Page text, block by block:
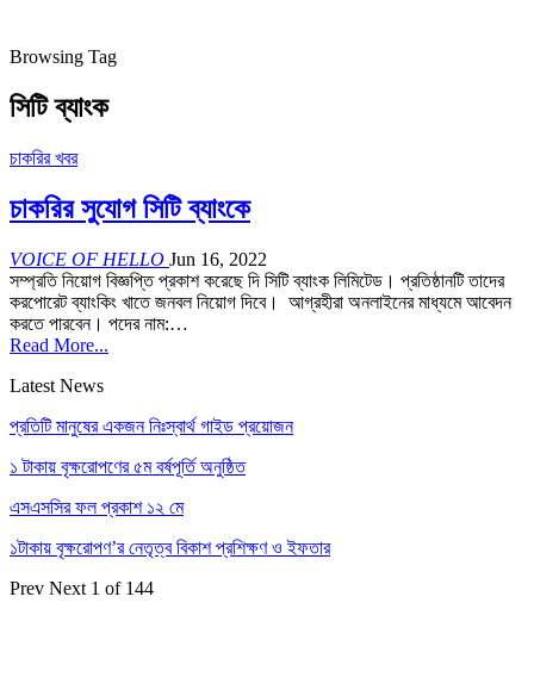
Browsing Tag
সিটি ব্যাংক
চাকরির খবর
চাকরির সুযোগ সিটি ব্যাংকে
VOICE OF HELLO Jun 16, 2022
সম্প্রতি নিয়োগ বিজ্ঞপ্তি প্রকাশ করেছে দি সিটি ব্যাংক লিমিটেড। প্রতিষ্ঠানটি তাদের
করপোরেট ব্যাংকিং খাতে জনবল নিয়োগ দিবে। আগ্রহীরা অনলাইনের মাধ্যমে আবেদন
করতে পারবেন। পদের নাম:…
Read More...
Latest News
প্রতিটি মানুষের একজন নিঃস্বার্থ গাইড প্রয়োজন
১ টাকায় বৃক্ষরোপণের ৫ম বর্ষপূর্তি অনুষ্ঠিত
এসএসসির ফল প্রকাশ ১২ মে
১টাকায় বৃক্ষরোপণ’র নেতৃত্ব বিকাশ প্রশিক্ষণ ও ইফতার
Prev Next 1 of 144